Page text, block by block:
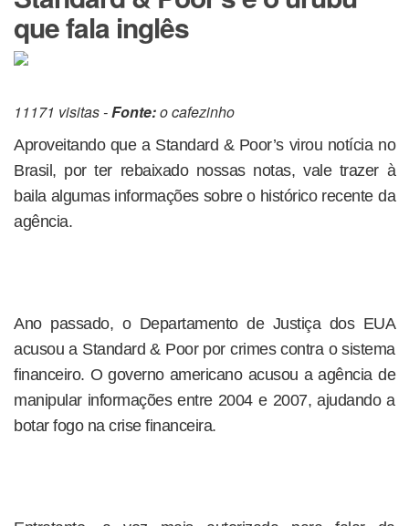
que fala inglês
11171 visitas -Fonte:o cafezinho
Aproveitando que a Standard & Poor’s virou notícia no
Brasil, por ter rebaixado nossas notas, vale trazer à
baila algumas informações sobre o histórico recente da
agência.
Ano passado, o Departamento de Justiça dos EUA
acusou a Standard & Poor por crimes contra o sistema
financeiro. O governo americano acusou a agência de
manipular informações entre 2004 e 2007, ajudando a
botar fogo na crise financeira.